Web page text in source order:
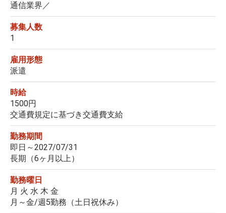
通信業界／
募集人数
1
雇用形態
派遣
時給
1500円
交通費規定に基づき交通費支給
勤務期間
即日～2027/07/31
長期（6ヶ月以上）
勤務曜日
月 火 水 木 金
月～金/週5勤務（土日祝休み）